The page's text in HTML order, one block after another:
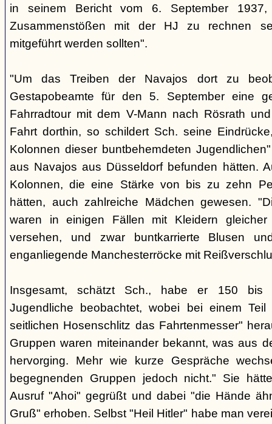
in seinem Bericht vom 6. September
Zusammenstößen mit der HJ zu rechnen
mitgeführt werden sollten".
"Um das Treiben der Navajos dort zu
Gestapobeamte für den 5. September eine
Fahrradtour mit dem V-Mann nach Rösrath
Fahrt dorthin, so schildert Sch. seine
Kolonnen dieser buntbehemdeten
aus Navajos aus Düsseldorf befunden hätten.
Kolonnen, die eine Stärke von bis zu zehn
hätten, auch zahlreiche Mädchen gewesen.
waren in einigen Fällen mit Kleidern
versehen, und zwar buntkarrierte Blusen
enganliegende Manchesterröcke mit
Insgesamt, schätzt Sch., habe er 150 bis
Jugendliche beobachtet, wobei bei einem
seitlichen Hosenschlitz das Fahrtenmesser"
Gruppen waren miteinander bekannt, was aus
hervorging. Mehr wie kurze Gespräche
begegnenden Gruppen jedoch nicht." Sie
Ausruf "Ahoi" gegrüßt und dabei "die Hände
Gruß" erhoben. Selbst "Heil Hitler" habe man